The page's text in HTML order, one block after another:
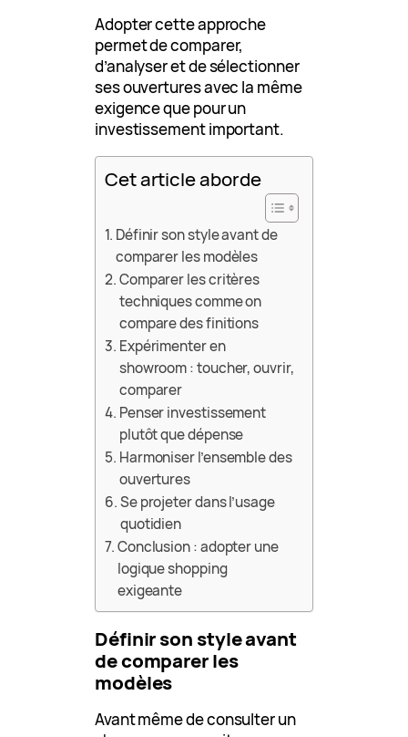
Adopter cette approche
permet de comparer,
d’analyser et de sélectionner
ses ouvertures avec la même
exigence que pour un
investissement important.
Cet article aborde
Définir son style avant de
comparer les modèles
Comparer les critères
techniques comme on
compare des finitions
Expérimenter en
showroom : toucher, ouvrir,
comparer
Penser investissement
plutôt que dépense
Harmoniser l’ensemble des
ouvertures
Se projeter dans l’usage
quotidien
Conclusion : adopter une
logique shopping
exigeante
Définir son style avant
de comparer les
modèles
Avant même de consulter un